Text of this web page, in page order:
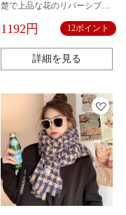
楚で上品な花のリバーシブル
版オールインワンins学生保温
1192円 12ポイント
詳細を見る